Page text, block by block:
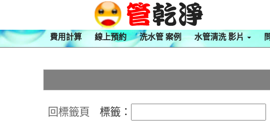
費用計算 線上預約 洗水管 案例 水管清洗 影片
回標籤頁 標籤：